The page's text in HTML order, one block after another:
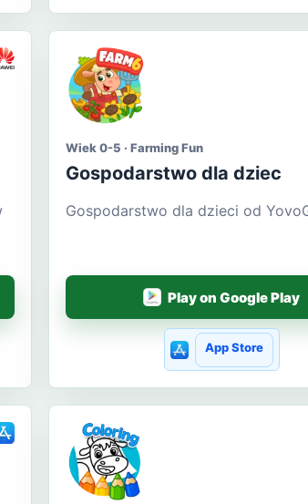
Wiek 0-5 · Farming Fun
Gospodarstwo dla dziec
Gospodarstwo dla dzieci od
Play on Google Play
App Store